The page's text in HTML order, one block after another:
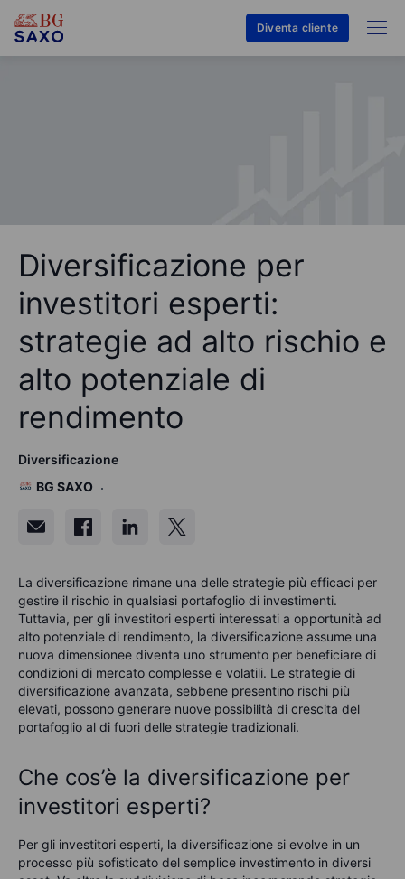
Diventa cliente
Diversificazione per
investitori esperti:
strategie ad alto rischio e
alto potenziale di
rendimento
Diversificazione
BG SAXO
La diversificazione rimane una delle strategie più efficaci per
gestire il rischio in qualsiasi portafoglio di investimenti.
Tuttavia, per gli investitori esperti interessati a opportunità ad
alto potenziale di rendimento, la diversificazione assume una
nuova dimensionee diventa uno strumento per beneficiare di
condizioni di mercato complesse e volatili. Le strategie di
diversificazione avanzata, sebbene presentino rischi più
elevati, possono generare nuove possibilità di crescita del
portafoglio al di fuori delle strategie tradizionali.
Che cos’è la diversificazione per
investitori esperti?
Per gli investitori esperti, la diversificazione si evolve in un
processo più sofisticato del semplice investimento in diversi